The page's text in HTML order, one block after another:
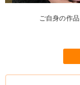
ご自身の作